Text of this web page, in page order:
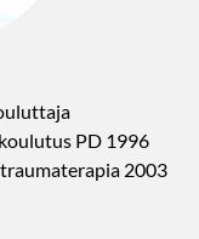
PD 1996
2003